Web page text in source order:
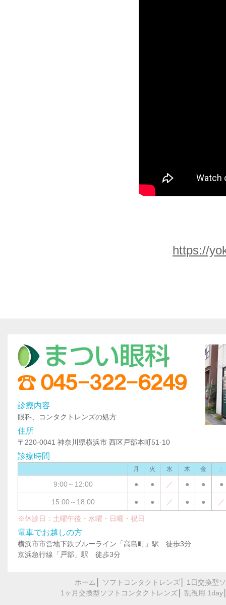
https://
診療内容
眼科、コンタクトレンズの処方
住所
〒220-0041 神奈川県横浜市 西区戸部本町51-10
診療時間
月 火 水 木 金 土
9:00～12:00 ● ● ／ ● ● ●
15:00～18:00 ● ● ／ ● ● ／
※休診日：土曜午後・水曜・日曜・祝日
電車でお越しの方
横浜市市営地下鉄ブルーライン「高島町」駅 徒歩3分
京浜急行線「戸部」駅 徒歩3分
ホーム ソフトコンタクトレンズ│ 1日交換型
1ヶ月交換型ソフトコンタクトレンズ│ 乱視用 1day